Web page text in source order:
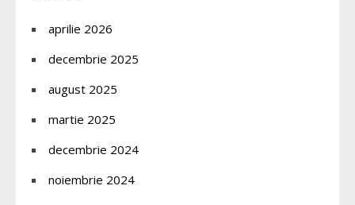
aprilie 2026
decembrie 2025
august 2025
martie 2025
decembrie 2024
noiembrie 2024